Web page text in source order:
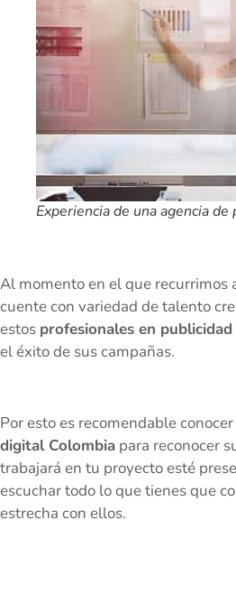
Experiencia de una agencia de
Al momento en el que recurrimos
cuente con variedad de talento
estos profesionales en
el éxito de sus campañas.
Por esto es recomendable
digital Colombia para reconocer
trabajará en tu proyecto esté
escuchar todo lo que tienes que
estrecha con ellos.